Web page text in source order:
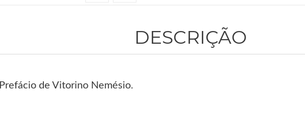
DESCRIÇÃO
Prefácio de Vitorino Nemésio.